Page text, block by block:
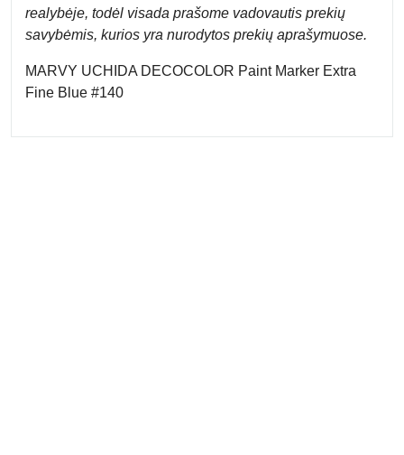
realybėje, todėl visada prašome vadovautis prekių
savybėmis, kurios yra nurodytos prekių aprašymuose.
MARVY UCHIDA DECOCOLOR Paint Marker Extra
Fine Blue #140